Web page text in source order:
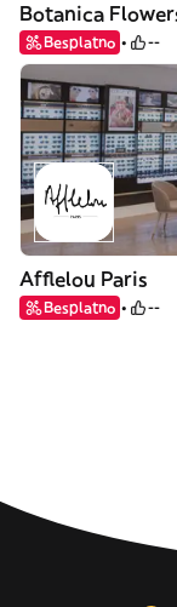
Botanica
Besplatno --
Afflelou Paris
Besplatno --